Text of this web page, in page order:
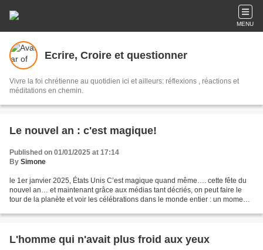
MENU
Ecrire, Croire et questionner
Vivre la foi chrétienne au quotidien ici et ailleurs: réflexions , réactions et
méditations en chemin.
Le nouvel an : c'est magique!
Published on 01/01/2025 at 17:14
By Simone
le 1er janvier 2025, États Unis C’est magique quand même…. cette fête du
nouvel an… et maintenant grâce aux médias tant décriés, on peut faire le
tour de la planète et voir les célébrations dans le monde entier : un moment
L'homme qui n'avait plus froid aux yeux